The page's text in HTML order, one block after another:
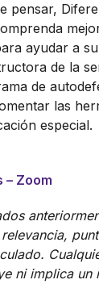
pensar,
ayudar a
de la
de
las
especial.
– Zoom
ni implica